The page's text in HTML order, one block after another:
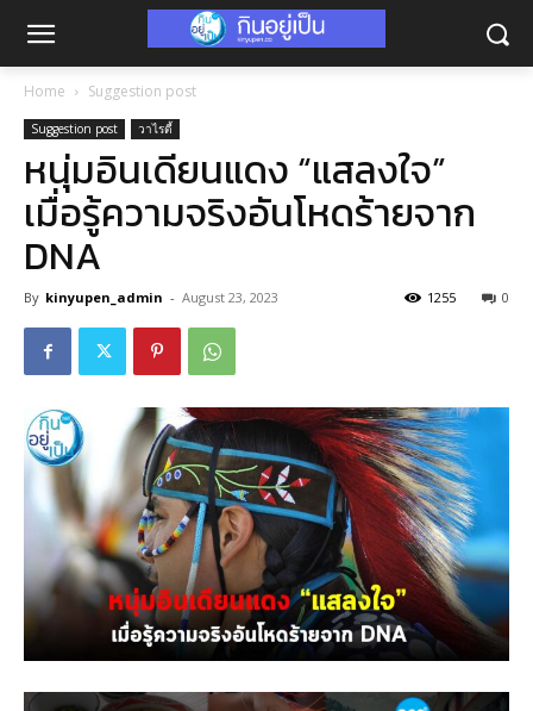
Home Suggestion post
Suggestion post วาไรตี้
หนุ่มอินเดียนแดง “แสลงใจ”
เมื่อรู้ความจริงอันโหดร้ายจาก
DNA
By kinyupen_admin - August 23, 2023 0
1255